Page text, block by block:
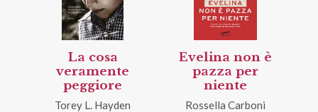
La cosa
veramente
peggiore
Torey L. Hayden
Evelina non è
pazza per
niente
Rossella Carboni